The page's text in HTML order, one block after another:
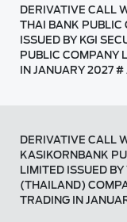
DERIVATIVE CALL
THAI BANK
ISSUED BY KGI
PUBLIC COMPANY
IN JANUARY 2027 #
DERIVATIVE CALL
KASIKORNBANK
LIMITED ISSUED
(THAILAND)
TRADING IN